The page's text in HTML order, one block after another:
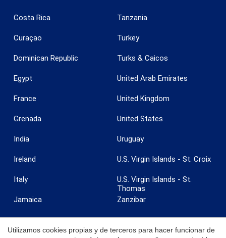
Costa Rica
Curaçao
Dominican Republic
Egypt
France
Grenada
India
Ireland
Italy
Jamaica
Tanzania
Turkey
Turks & Caicos
United Arab Emirates
United Kingdom
United States
Uruguay
U.S. Virgin Islands - St. Croix
U.S. Virgin Islands - St.
Thomas
Zanzibar
Utilizamos cookies propias y de terceros para hacer funcionar de
Guardar configuración Aceptar todas